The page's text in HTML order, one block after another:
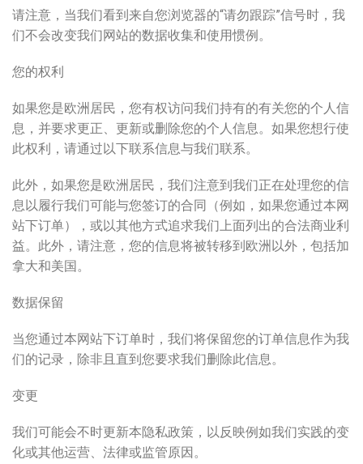
请注意，当我们看到来自您浏览器的“请勿跟踪”信号时，我
们不会改变我们网站的数据收集和使用惯例。
您的权利
如果您是欧洲居民，您有权访问我们持有的有关您的个人信
息，并要求更正、更新或删除您的个人信息。如果您想行使
此权利，请通过以下联系信息与我们联系。
此外，如果您是欧洲居民，我们注意到我们正在处理您的信
息以履行我们可能与您签订的合同（例如，如果您通过本网
站下订单），或以其他方式追求我们上面列出的合法商业利
益。此外，请注意，您的信息将被转移到欧洲以外，包括加
拿大和美国。
数据保留
当您通过本网站下订单时，我们将保留您的订单信息作为我
们的记录，除非且直到您要求我们删除此信息。
变更
我们可能会不时更新本隐私政策，以反映例如我们实践的变
化或其他运营、法律或监管原因。